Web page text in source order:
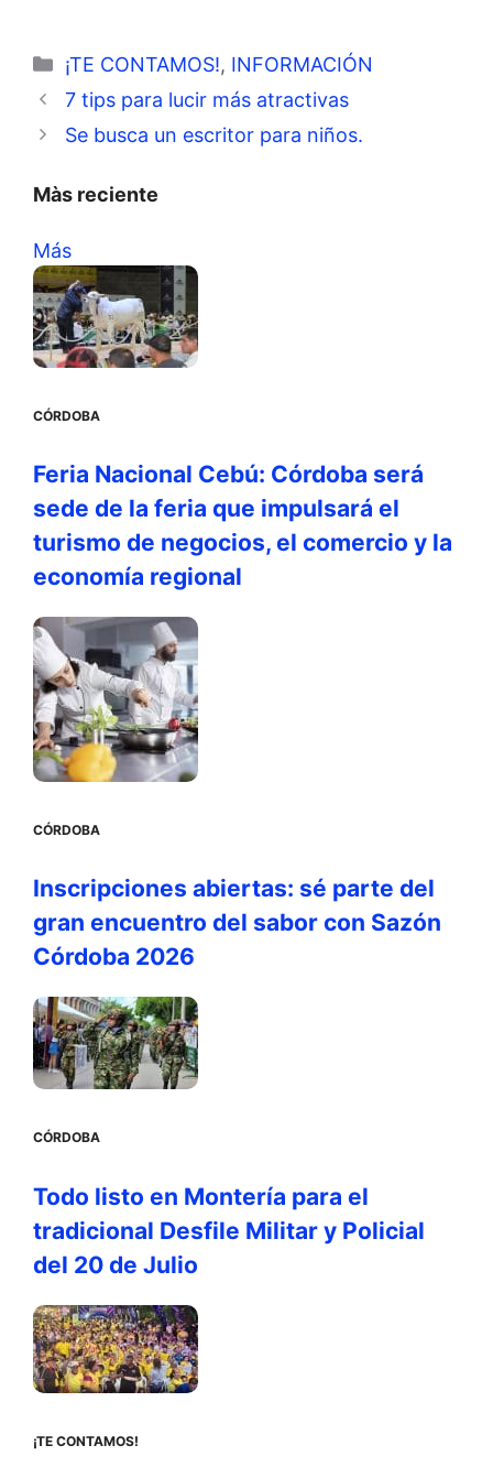
Categorías
¡TE CONTAMOS!, INFORMACIÓN
7 tips para lucir más atractivas
Se busca un escritor para niños.
Màs reciente
Más
CÓRDOBA
Feria Nacional Cebú: Córdoba será
sede de la feria que impulsará el
turismo de negocios, el comercio y la
economía regional
CÓRDOBA
Inscripciones abiertas: sé parte del
gran encuentro del sabor con Sazón
Córdoba 2026
CÓRDOBA
Todo listo en Montería para el
tradicional Desfile Militar y Policial
del 20 de Julio
¡TE CONTAMOS!